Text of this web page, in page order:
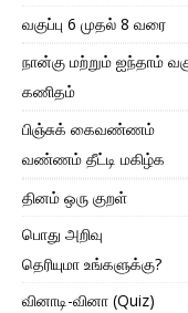
வகுப்பு 6 முதல் 8 வரை
நான்கு மற்றும் ஐந்தாம்
கணிதம்
பிஞ்சுக் கைவண்ணம்
வண்ணம் தீட்டி மகிழ்க
தினம் ஒரு குறள்
பொது அறிவு
தெரியுமா உங்களுக்கு?
வினாடி-வினா (Quiz)